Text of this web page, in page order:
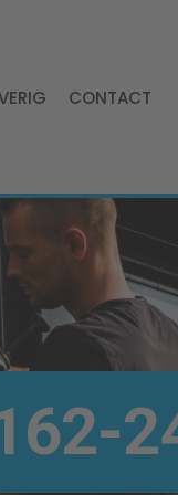
CONTACT